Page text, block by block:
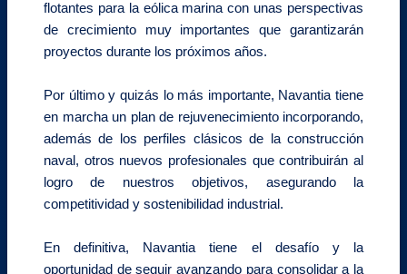
flotantes para la eólica marina con unas perspectivas
de crecimiento muy importantes que garantizarán
proyectos durante los próximos años.
Por último y quizás lo más importante, Navantia tiene
en marcha un plan de rejuvenecimiento incorporando,
además de los perfiles clásicos de la construcción
naval, otros nuevos profesionales que contribuirán al
logro de nuestros objetivos, asegurando la
competitividad y sostenibilidad industrial.
En definitiva, Navantia tiene el desafío y la
oportunidad de seguir avanzando para consolidar a la